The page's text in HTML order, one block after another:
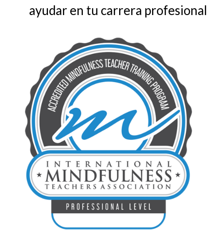
ayudar en tu carrera profesional